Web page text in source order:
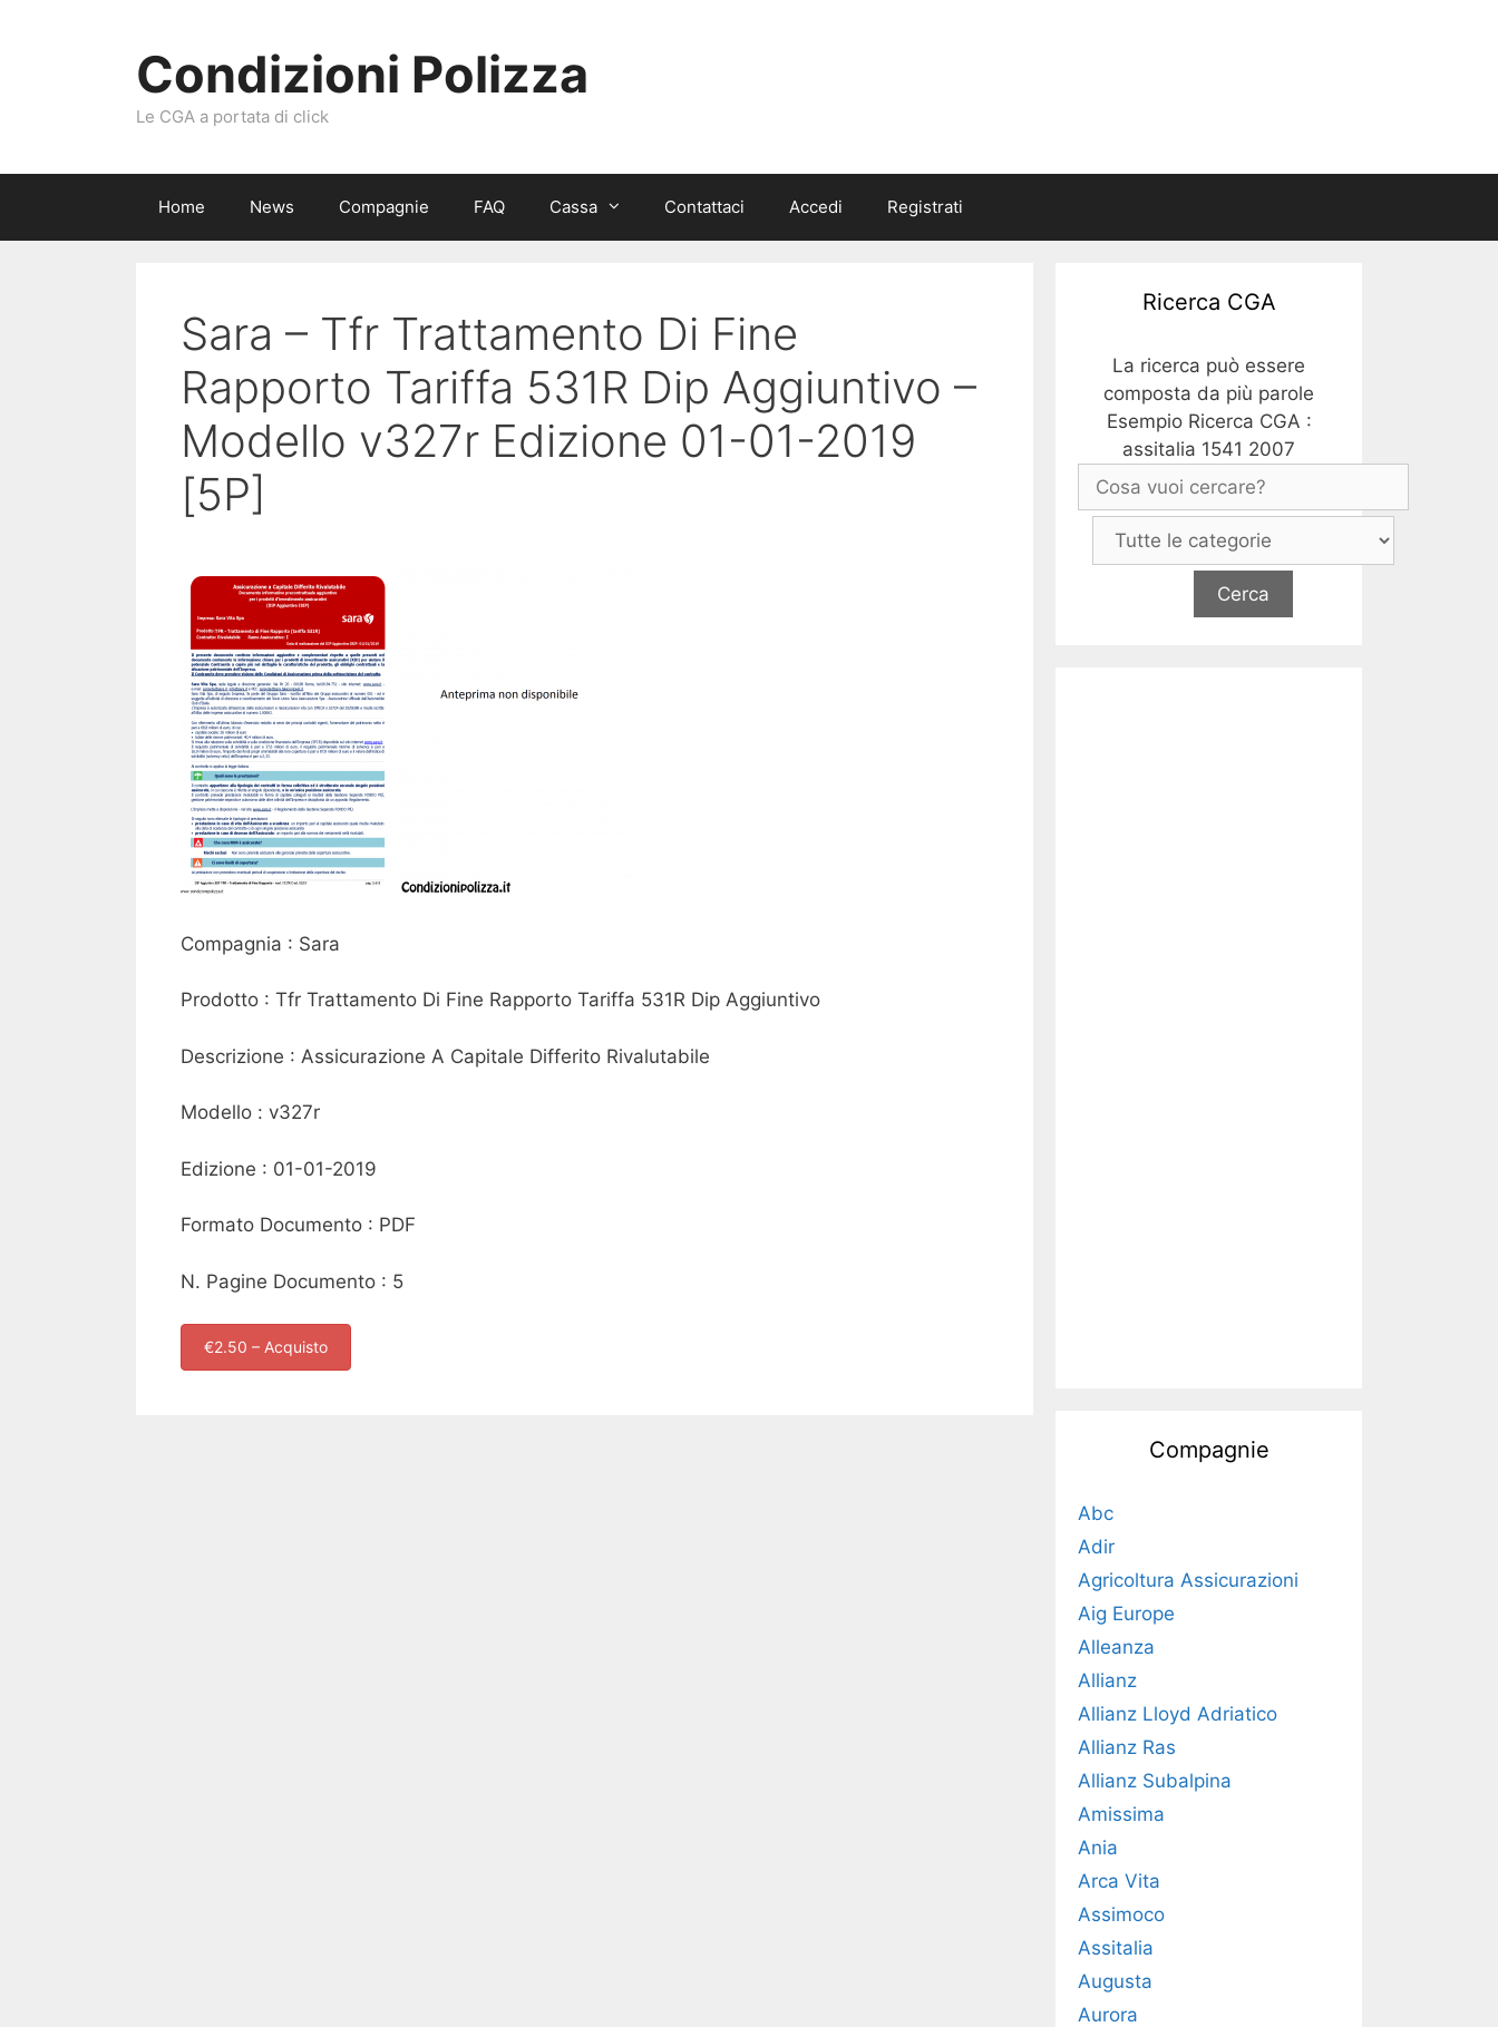
Condizioni Polizza
Le CGA a portata di click
Home News Compagnie FAQ Cassa Contattaci Accedi Registrati
Sara – Tfr Trattamento Di Fine
Rapporto Tariffa 531R Dip Aggiuntivo –
Modello v327r Edizione 01-01-2019
[5P]
Compagnia : Sara
Prodotto : Tfr Trattamento Di Fine Rapporto Tariffa 531R Dip Aggiuntivo
Descrizione : Assicurazione A Capitale Differito Rivalutabile
Modello : v327r
Edizione : 01-01-2019
Formato Documento : PDF
N. Pagine Documento : 5
€2.50 – Acquisto
Ricerca CGA
La ricerca può essere
composta da più parole
Esempio Ricerca CGA :
assitalia 1541 2007
Compagnie
Abc
Adir
Agricoltura Assicurazioni
Aig Europe
Alleanza
Allianz
Allianz Lloyd Adriatico
Allianz Ras
Allianz Subalpina
Amissima
Ania
Arca Vita
Assimoco
Assitalia
Augusta
Aurora